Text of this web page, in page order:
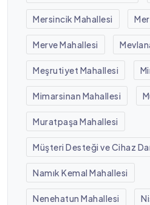
Mersincik Mahallesi
Merve Mahallesi
Meşrutiyet Mahallesi
Mimarsinan Mahallesi
Muratpaşa Mahallesi
Müşteri Desteği ve Cihaz
Namık Kemal Mahallesi
Nenehatun Mahallesi